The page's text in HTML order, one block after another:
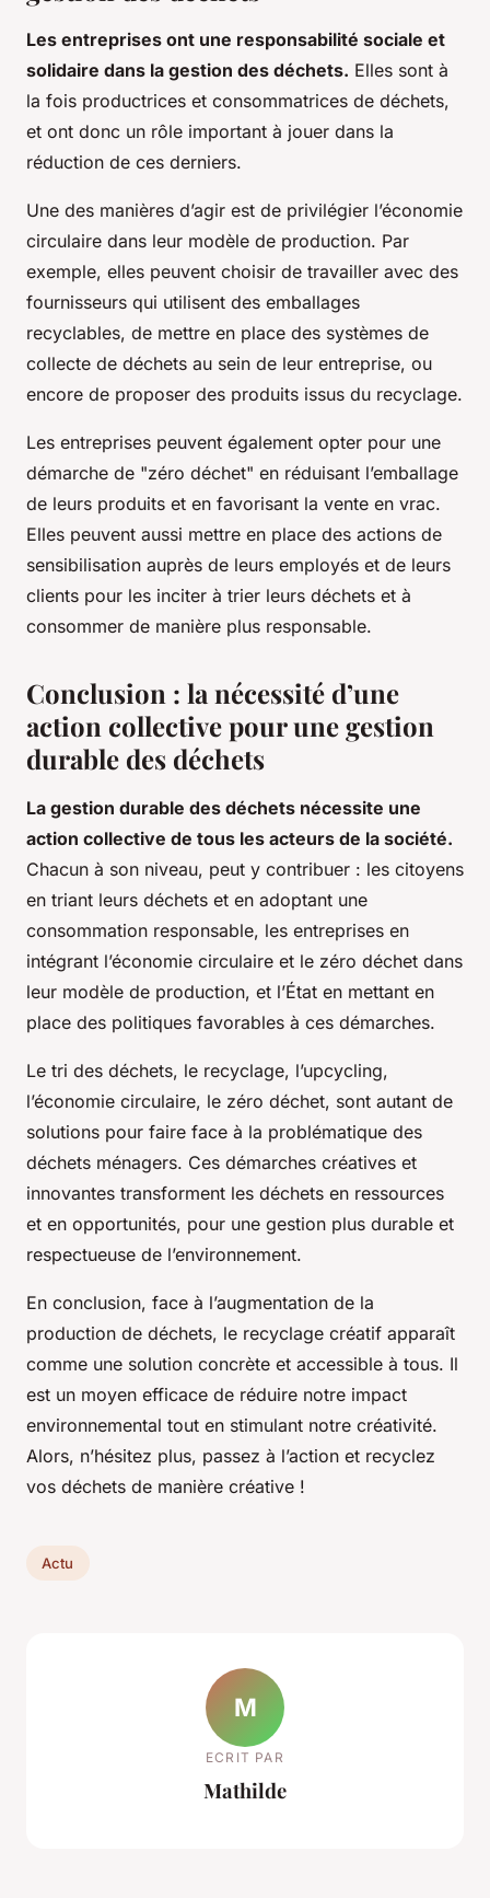
Les entreprises ont une responsabilité sociale et
solidaire dans la gestion des déchets. Elles sont à
la fois productrices et consommatrices de déchets,
et ont donc un rôle important à jouer dans la
réduction de ces derniers.
Une des manières d’agir est de privilégier l’économie
circulaire dans leur modèle de production. Par
exemple, elles peuvent choisir de travailler avec des
fournisseurs qui utilisent des emballages
recyclables, de mettre en place des systèmes de
collecte de déchets au sein de leur entreprise, ou
encore de proposer des produits issus du recyclage.
Les entreprises peuvent également opter pour une
démarche de "zéro déchet" en réduisant l’emballage
de leurs produits et en favorisant la vente en vrac.
Elles peuvent aussi mettre en place des actions de
sensibilisation auprès de leurs employés et de leurs
clients pour les inciter à trier leurs déchets et à
consommer de manière plus responsable.
Conclusion : la nécessité d’une
action collective pour une gestion
durable des déchets
La gestion durable des déchets nécessite une
action collective de tous les acteurs de la société.
Chacun à son niveau, peut y contribuer : les citoyens
en triant leurs déchets et en adoptant une
consommation responsable, les entreprises en
intégrant l’économie circulaire et le zéro déchet dans
leur modèle de production, et l’État en mettant en
place des politiques favorables à ces démarches.
Le tri des déchets, le recyclage, l’upcycling,
l’économie circulaire, le zéro déchet, sont autant de
solutions pour faire face à la problématique des
déchets ménagers. Ces démarches créatives et
innovantes transforment les déchets en ressources
et en opportunités, pour une gestion plus durable et
respectueuse de l’environnement.
En conclusion, face à l’augmentation de la
production de déchets, le recyclage créatif apparaît
comme une solution concrète et accessible à tous. Il
est un moyen efficace de réduire notre impact
environnemental tout en stimulant notre créativité.
Alors, n’hésitez plus, passez à l’action et recyclez
vos déchets de manière créative !
Actu
M
ECRIT PAR
Mathilde